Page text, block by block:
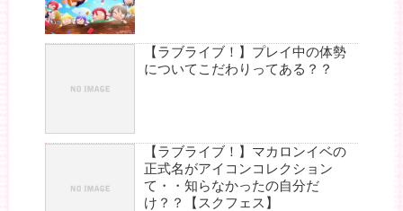
【ラブライブ！】プレイ中の体勢
についてこだわりってある？？
【ラブライブ！】マカロンイベの
正式名がアイコンコレクション
て・・知らなかったの自分だ
け？？【スクフェス】